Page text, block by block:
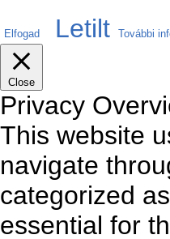
Elfogad Letilt További
Close
Privacy
This website
navigate
categorized
essential for